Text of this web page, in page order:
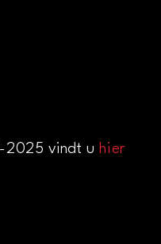
2025 vindt u hier